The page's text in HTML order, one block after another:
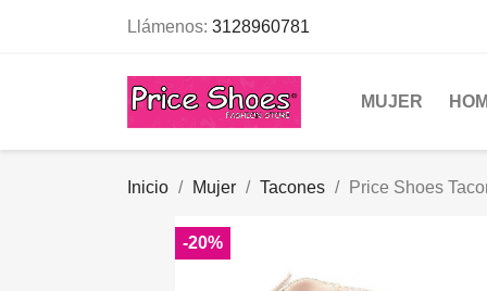
Llámenos: 3128960781
MUJER
Inicio Mujer Tacones Price Shoes
-20%